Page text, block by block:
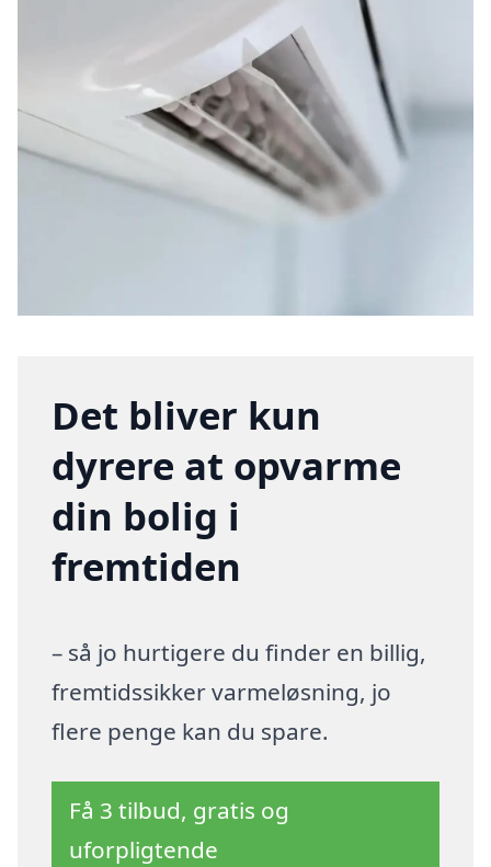
Det bliver kun
dyrere at opvarme
din bolig i
fremtiden
– så jo hurtigere du finder en billig,
fremtidssikker varmeløsning, jo
flere penge kan du spare.
Få 3 tilbud, gratis og
uforpligtende